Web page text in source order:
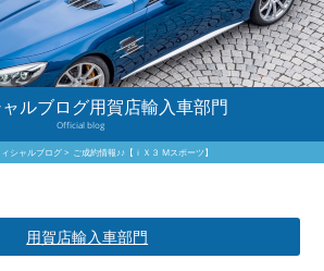
オーダー販売
工場サービス
保証について
買取査定のご案内
ルブログ用賀店輸入車部門
Official blog
ィシャルブログ ご成約情報♪♪【ｉＸ３ Mスポーツ】
用賀店輸入車部門